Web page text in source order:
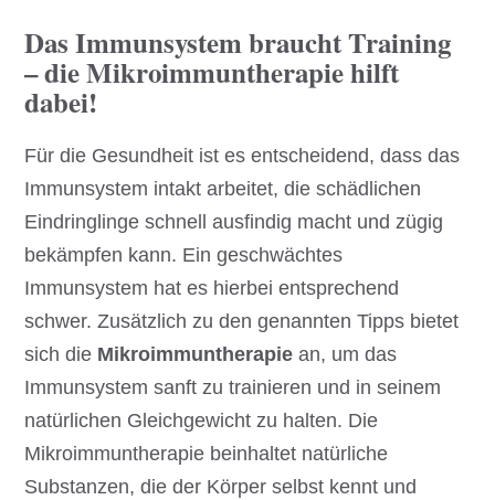
Das Immunsystem braucht Training
– die Mikroimmuntherapie hilft
dabei!
Für die Gesundheit ist es entscheidend, dass das
Immunsystem intakt arbeitet, die schädlichen
Eindringlinge schnell ausfindig macht und zügig
bekämpfen kann. Ein geschwächtes
Immunsystem hat es hierbei entsprechend
schwer. Zusätzlich zu den genannten Tipps bietet
sich die Mikroimmuntherapie an, um das
Immunsystem sanft zu trainieren und in seinem
natürlichen Gleichgewicht zu halten. Die
Mikroimmuntherapie beinhaltet natürliche
Substanzen, die der Körper selbst kennt und